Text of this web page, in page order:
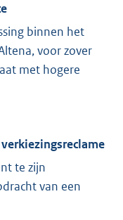
binnen het
voor zover
met hogere
te zijn
van een